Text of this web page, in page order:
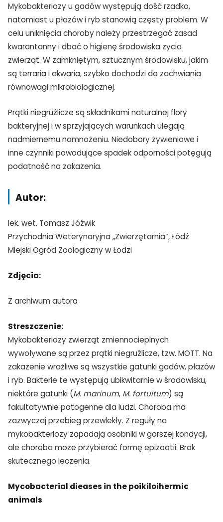
Mykobakteriozy u gadów występują dość rzadko,
natomiast u płazów i ryb stanowią częsty problem. W
celu uniknięcia choroby należy przestrzegać zasad
kwarantanny i dbać o higienę środowiska życia
zwierząt. W zamkniętym, sztucznym środowisku, jakim
są terraria i akwaria, szybko dochodzi do zachwiania
równowagi mikrobiologicznej.
Prątki niegruźlicze są składnikami naturalnej flory
bakteryjnej i w sprzyjających warunkach ulegają
nadmiernemu namnożeniu. Niedobory żywieniowe i
inne czynniki powodujące spadek odporności potęgują
podatność na zakażenia.
Autor:
lek. wet. Tomasz Jóźwik
Przychodnia Weterynaryjna „Zwierzętarnia”, Łódź
Miejski Ogród Zoologiczny w Łodzi
Zdjęcia:
Z archiwum autora
Streszczenie:
Mykobakteriozy zwierząt zmiennocieplnych
wywoływane są przez prątki niegruźlicze, tzw. MOTT. Na
zakażenie wrażliwe są wszystkie gatunki gadów, płazów
i ryb. Bakterie te występują ubikwitarnie w środowisku,
niektóre gatunki (M. marinum, M. fortuitum) są
fakultatywnie patogenne dla ludzi. Choroba ma
zazwyczaj przebieg przewlekły. Z reguły na
mykobakteriozy zapadają osobniki w gorszej kondycji,
ale choroba może przybierać formę epizootii. Brak
skutecznego leczenia.
Mycobacterial dieases in the poikiloihermic
animals